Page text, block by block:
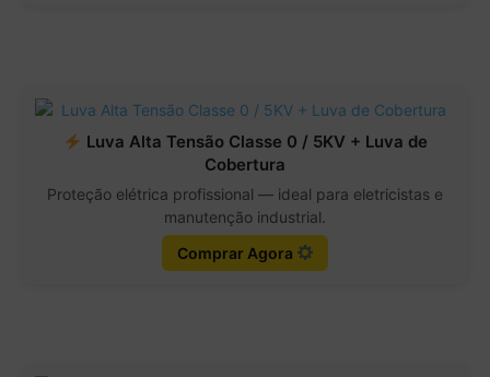
Luva Alta Tensão Classe 0 / 5KV + Luva de
Cobertura
Proteção elétrica profissional — ideal para eletricistas e
manutenção industrial.
Comprar Agora